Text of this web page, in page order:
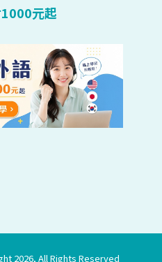
元起
2026, All Rights Reserved